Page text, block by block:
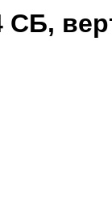
СБ,